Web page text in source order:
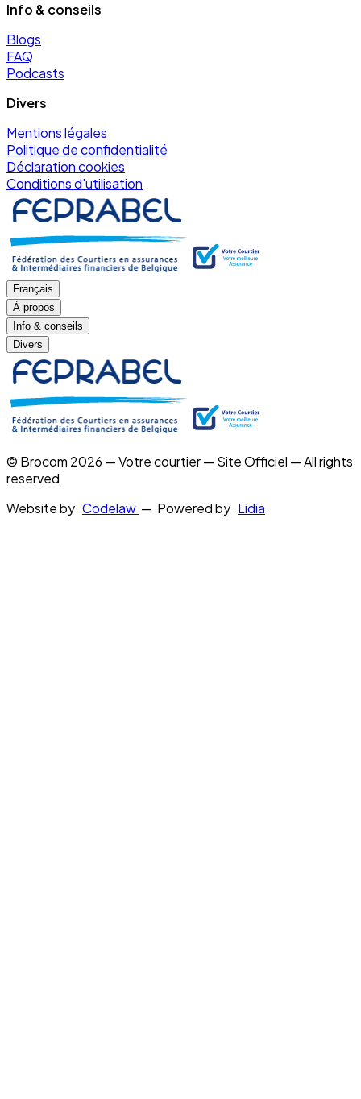
Info & conseils
Blogs
FAQ
Podcasts
Divers
Mentions légales
Politique de confidentialité
Déclaration cookies
Conditions d'utilisation
Français
À propos
Info & conseils
Divers
© Brocom 2026 — Votre courtier — Site Officiel — All rights
reserved
Website by Codelaw — Powered by Lidia